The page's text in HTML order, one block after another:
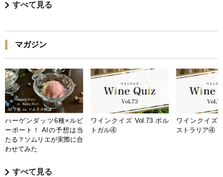
すべて見る
マガジン
ハーゲンダッツ6種×ルビ
ーポート！ AIの予想は当
たる？ソムリエが実際に合
わせてみた
ワインクイズ Vol.73 ポル
トガル④
ワインクイズ
ストラリア④
すべて見る